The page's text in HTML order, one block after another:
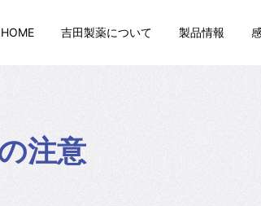
HOME 吉田製薬について 製品情報
注意